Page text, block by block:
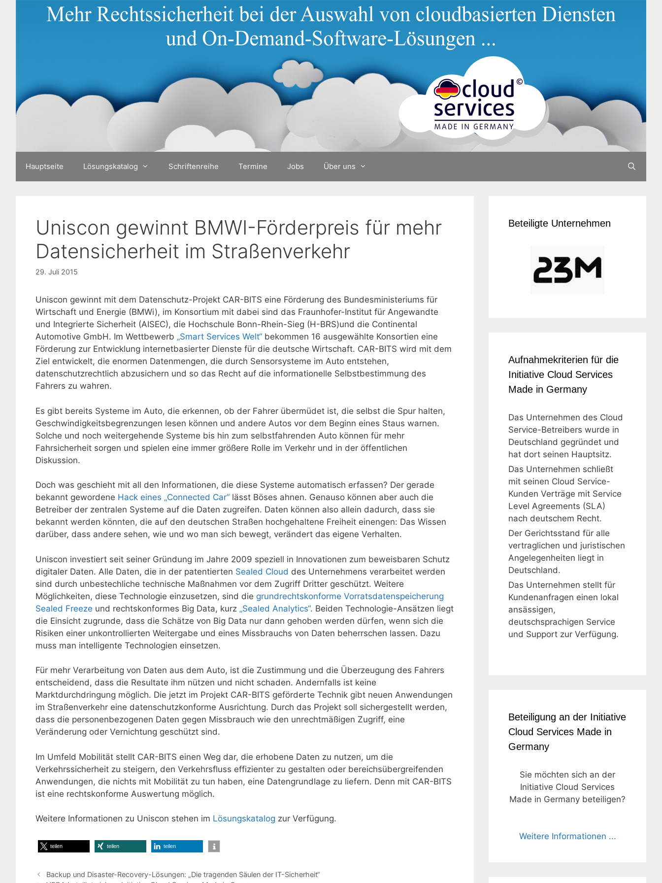
Hauptseite Lösungskatalog Schriftenreihe Termine Jobs Über uns
Uniscon gewinnt BMWI-Förderpreis für mehr
Datensicherheit im Straßenverkehr
29. Juli 2015
Uniscon gewinnt mit dem Datenschutz-Projekt CAR-BITS eine Förderung des Bundesministeriums für
Wirtschaft und Energie (BMWi), im Konsortium mit dabei sind das Fraunhofer-Institut für Angewandte
und Integrierte Sicherheit (AISEC), die Hochschule Bonn-Rhein-Sieg (H-BRS)und die Continental
Automotive GmbH. Im Wettbewerb „Smart Services Welt“ bekommen 16 ausgewählte Konsortien eine
Förderung zur Entwicklung internetbasierter Dienste für die deutsche Wirtschaft. CAR-BITS wird mit dem
Ziel entwickelt, die enormen Datenmengen, die durch Sensorsysteme im Auto entstehen,
datenschutzrechtlich abzusichern und so das Recht auf die informationelle Selbstbestimmung des
Fahrers zu wahren.
Es gibt bereits Systeme im Auto, die erkennen, ob der Fahrer übermüdet ist, die selbst die Spur halten,
Geschwindigkeitsbegrenzungen lesen können und andere Autos vor dem Beginn eines Staus warnen.
Solche und noch weitergehende Systeme bis hin zum selbstfahrenden Auto können für mehr
Fahrsicherheit sorgen und spielen eine immer größere Rolle im Verkehr und in der öffentlichen
Diskussion.
Doch was geschieht mit all den Informationen, die diese Systeme automatisch erfassen? Der gerade
bekannt gewordene Hack eines „Connected Car“ lässt Böses ahnen. Genauso können aber auch die
Betreiber der zentralen Systeme auf die Daten zugreifen. Daten können also allein dadurch, dass sie
bekannt werden könnten, die auf den deutschen Straßen hochgehaltene Freiheit einengen: Das Wissen
darüber, dass andere sehen, wie und wo man sich bewegt, verändert das eigene Verhalten.
Uniscon investiert seit seiner Gründung im Jahre 2009 speziell in Innovationen zum beweisbaren Schutz
digitaler Daten. Alle Daten, die in der patentierten Sealed Cloud des Unternehmens verarbeitet werden
sind durch unbestechliche technische Maßnahmen vor dem Zugriff Dritter geschützt. Weitere
Möglichkeiten, diese Technologie einzusetzen, sind die grundrechtskonforme Vorratsdatenspeicherung
Sealed Freeze und rechtskonformes Big Data, kurz „Sealed Analytics“. Beiden Technologie-Ansätzen liegt
die Einsicht zugrunde, dass die Schätze von Big Data nur dann gehoben werden dürfen, wenn sich die
Risiken einer unkontrollierten Weitergabe und eines Missbrauchs von Daten beherrschen lassen. Dazu
muss man intelligente Technologien einsetzen.
Für mehr Verarbeitung von Daten aus dem Auto, ist die Zustimmung und die Überzeugung des Fahrers
entscheidend, dass die Resultate ihm nützen und nicht schaden. Andernfalls ist keine
Marktdurchdringung möglich. Die jetzt im Projekt CAR-BITS geförderte Technik gibt neuen Anwendungen
im Straßenverkehr eine datenschutzkonforme Ausrichtung. Durch das Projekt soll sichergestellt werden,
dass die personenbezogenen Daten gegen Missbrauch wie den unrechtmäßigen Zugriff, eine
Veränderung oder Vernichtung geschützt sind.
Im Umfeld Mobilität stellt CAR-BITS einen Weg dar, die erhobene Daten zu nutzen, um die
Verkehrssicherheit zu steigern, den Verkehrsfluss effizienter zu gestalten oder bereichsübergreifenden
Anwendungen, die nichts mit Mobilität zu tun haben, eine Datengrundlage zu liefern. Denn mit CAR-BITS
ist eine rechtskonforme Auswertung möglich.
Weitere Informationen zu Uniscon stehen im Lösungskatalog zur Verfügung.
teilen teilen teilen
Backup und Disaster-Recovery-Lösungen: „Die tragenden Säulen der IT-Sicherheit“
Beteiligte Unternehmen
Aufnahmekriterien für die
Initiative Cloud Services
Made in Germany
Das Unternehmen des Cloud
Service-Betreibers wurde in
Deutschland gegründet und
hat dort seinen Hauptsitz.
Das Unternehmen schließt
mit seinen Cloud Service-
Kunden Verträge mit Service
Level Agreements (SLA)
nach deutschem Recht.
Der Gerichtsstand für alle
vertraglichen und juristischen
Angelegenheiten liegt in
Deutschland.
Das Unternehmen stellt für
Kundenanfragen einen lokal
ansässigen,
deutschsprachigen Service
und Support zur Verfügung.
Beteiligung an der Initiative
Cloud Services Made in
Germany
Sie möchten sich an der
Initiative Cloud Services
Made in Germany beteiligen?
Weitere Informationen ...